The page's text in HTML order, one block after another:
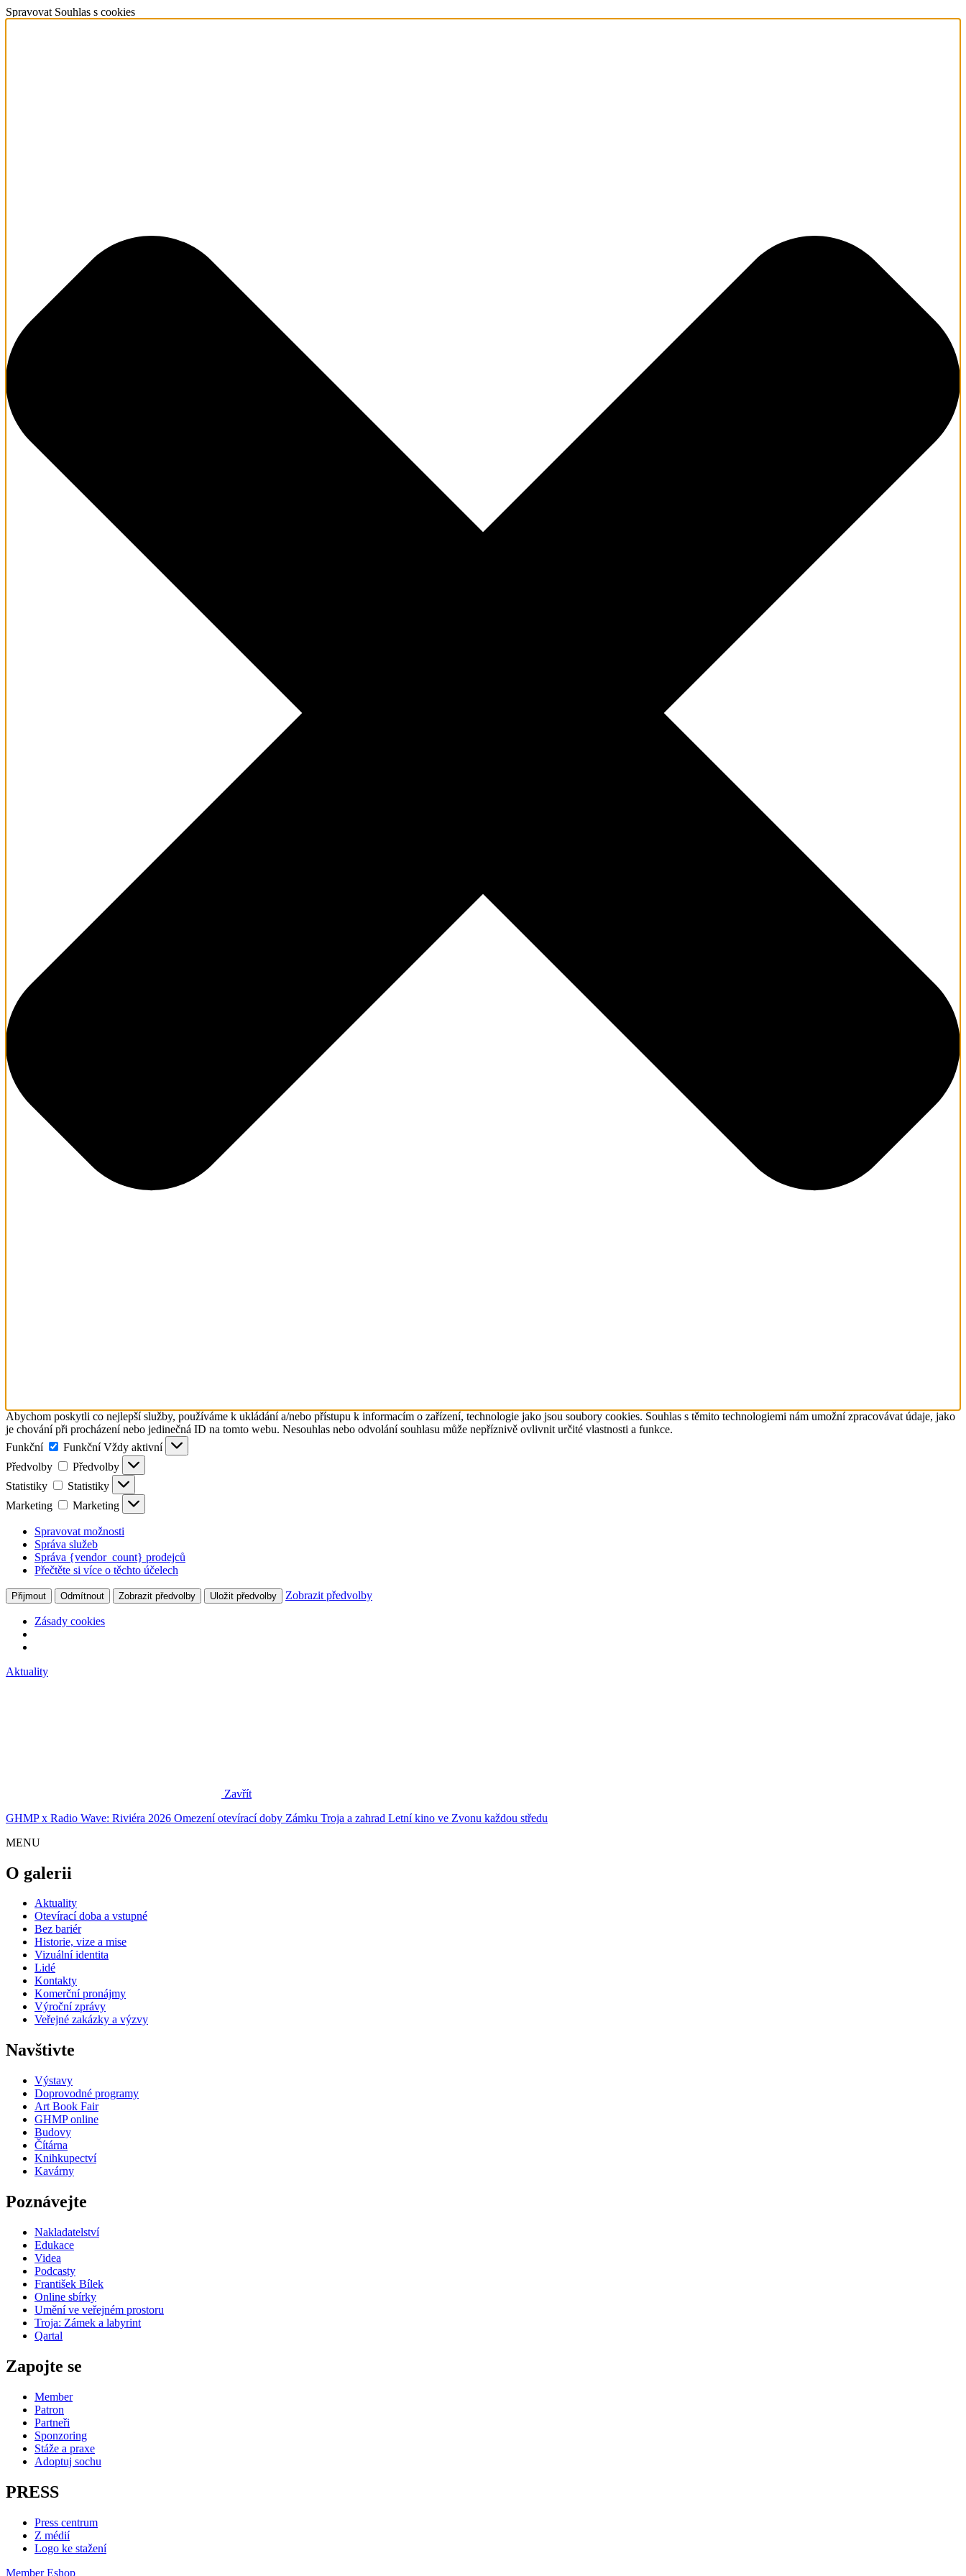
Spravovat Souhlas s cookies
Abychom poskytli co nejlepší služby, používáme k ukládání a/nebo přístupu k informacím o zařízení, technologie jako jsou soubory cookies. Souhlas s těmito technologiemi nám umožní zpracovávat údaje, jako
je chování při procházení nebo jedinečná ID na tomto webu. Nesouhlas nebo odvolání souhlasu může nepříznivě ovlivnit určité vlastnosti a funkce.
Funkční
Funkční Vždy aktivní
Předvolby
Předvolby
Statistiky
Statistiky
Marketing
Marketing
Spravovat možnosti
Správa služeb
Správa {vendor_count} prodejců
Přečtěte si více o těchto účelech
Přijmout Odmítnout Zobrazit předvolby Uložit předvolby Zobrazit předvolby
Zásady cookies
Aktuality
Zavřít
GHMP x Radio Wave: Riviéra 2026 Omezení otevírací doby Zámku Troja a zahrad Letní kino ve Zvonu každou středu
MENU
O galerii
Aktuality
Otevírací doba a vstupné
Bez bariér
Historie, vize a mise
Vizuální identita
Lidé
Kontakty
Komerční pronájmy
Výroční zprávy
Veřejné zakázky a výzvy
Navštivte
Výstavy
Doprovodné programy
Art Book Fair
GHMP online
Budovy
Čítárna
Knihkupectví
Kavárny
Poznávejte
Nakladatelství
Edukace
Videa
Podcasty
František Bílek
Online sbírky
Umění ve veřejném prostoru
Troja: Zámek a labyrint
Qartal
Zapojte se
Member
Patron
Partneři
Sponzoring
Stáže a praxe
Adoptuj sochu
PRESS
Press centrum
Z médií
Logo ke stažení
Member Eshop